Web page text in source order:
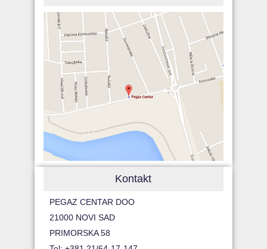
Kontakt
PEGAZ CENTAR DOO
21000 NOVI SAD
PRIMORSKA 58